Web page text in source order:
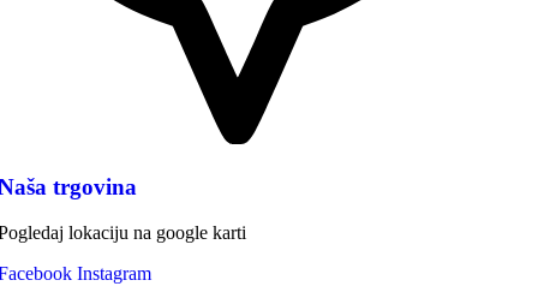
trgovina
lokaciju na google karti
Instagram